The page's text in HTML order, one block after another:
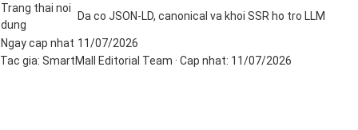
Trang thai noi
dung
Da co JSON-LD, canonical va khoi SSR ho tro LLM
Ngay cap nhat 11/07/2026
Tac gia: SmartMall Editorial Team · Cap nhat: 11/07/2026